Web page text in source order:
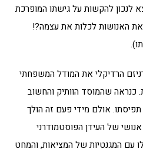
לנכון להקשות על גישתו המופרכת
האנושות לכלות את עצמה?!
הרדיקלי את המודל המשפחתי
כנראה שהמוסד הוותיק והחשוב
אולם מידי פעם זה הולך
של העידן הפוסטמודרני
המגנטיות של המציאות, והמחט